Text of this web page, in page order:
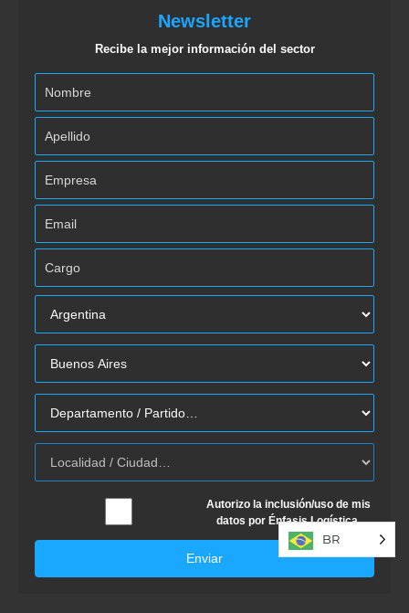
Newsletter
Recibe la mejor información del sector
Autorizo la inclusión/uso de mis
datos por Énfasis Logística.
Enviar
BR